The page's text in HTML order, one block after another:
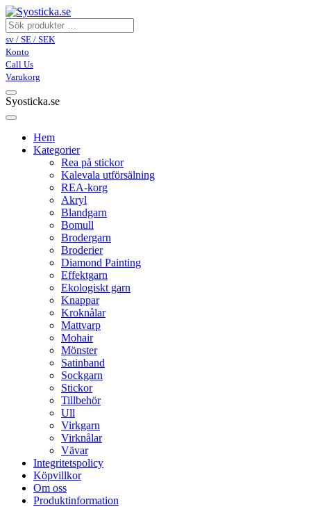
sv / SE / SEK
Konto
Call Us
Varukorg
Syosticka.se
Hem
Kategorier
Rea på stickor
Kalevala utförsälning
REA-korg
Akryl
Blandgarn
Bomull
Brodergarn
Broderier
Diamond Painting
Effektgarn
Ekologiskt garn
Knappar
Kroknålar
Mattvarp
Mohair
Mönster
Satinband
Sockgarn
Stickor
Tillbehör
Ull
Virkgarn
Virknålar
Vävar
Integritetspolicy
Köpvillkor
Om oss
Produktinformation